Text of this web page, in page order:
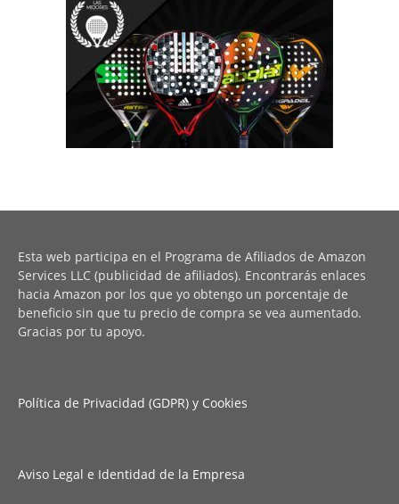
Esta web participa en el Programa de Afiliados de Amazon
Services LLC (publicidad de afiliados). Encontrarás enlaces
hacia Amazon por los que yo obtengo un porcentaje de
beneficio sin que tu precio de compra se vea aumentado.
Gracias por tu apoyo.
Política de Privacidad (GDPR) y Cookies
Aviso Legal e Identidad de la Empresa